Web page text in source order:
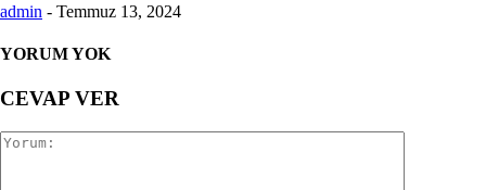
admin - Temmuz 13, 2024
YORUM YOK
CEVAP VER